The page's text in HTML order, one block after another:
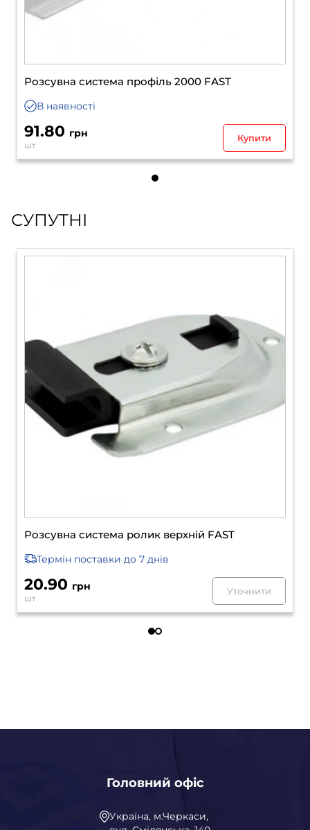
Розсувна система профіль 2000 FAST
В наявності
91.80 грн
шт
Купити
СУПУТНІ
Розсувна система ролик верхній FAST
Термін поставки до 7 днів
20.90 грн
шт
Уточнити
Головний офіс
Україна, м.Черкаси,